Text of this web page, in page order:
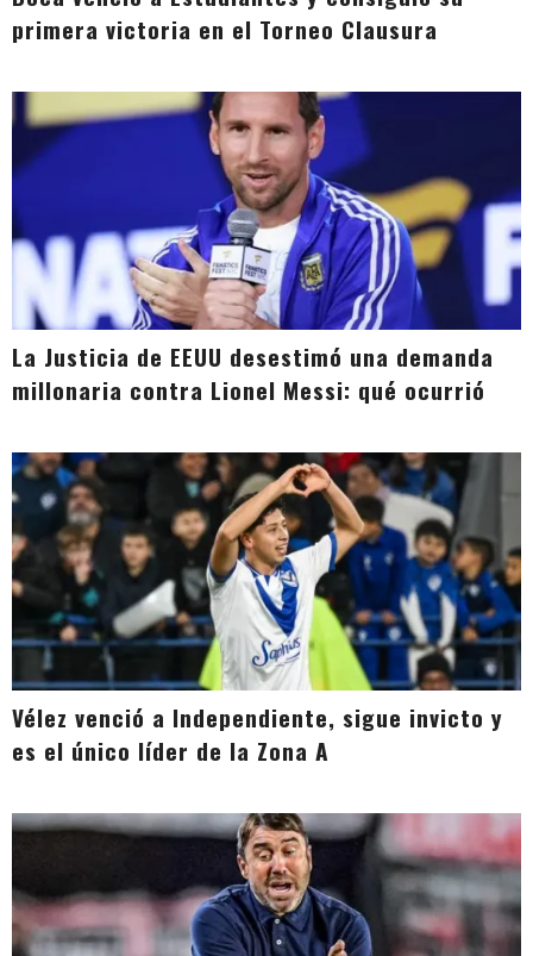
primera victoria en el Torneo Clausura
La Justicia de EEUU desestimó una demanda
millonaria contra Lionel Messi: qué ocurrió
Vélez venció a Independiente, sigue invicto y
es el único líder de la Zona A